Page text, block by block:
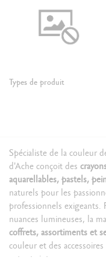
Types de produit
Spécialiste de la couleur
d'Ache conçoit des
aquarellables, pastels,
naturels pour les
professionnels exigeants.
nuances lumineuses, la
coffrets, assortiments et
couleur et des
votre peinture.